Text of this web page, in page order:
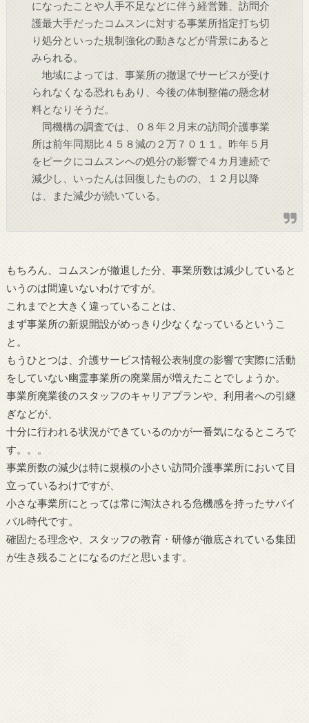
になったことや人手不足などに伴う経営難、訪問介
護最大手だったコムスンに対する事業所指定打ち切
り処分といった規制強化の動きなどが背景にあると
みられる。
地域によっては、事業所の撤退でサービスが受け
られなくなる恐れもあり、今後の体制整備の懸念材
料となりそうだ。
同機構の調査では、０８年２月末の訪問介護事業
所は前年同期比４５８減の２万７０１１。昨年５月
をピークにコムスンへの処分の影響で４カ月連続で
減少し、いったんは回復したものの、１２月以降
は、また減少が続いている。
もちろん、コムスンが撤退した分、事業所数は減少していると
いうのは間違いないわけですが。
これまでと大きく違っていることは、
まず事業所の新規開設がめっきり少なくなっているというこ
と。
もうひとつは、介護サービス情報公表制度の影響で実際に活動
をしていない幽霊事業所の廃業届が増えたことでしょうか。
事業所廃業後のスタッフのキャリアプランや、利用者への引継
ぎなどが、
十分に行われる状況ができているのかが一番気になるところで
す。。。
事業所数の減少は特に規模の小さい訪問介護事業所において目
立っているわけですが、
小さな事業所にとっては常に淘汰される危機感を持ったサバイ
バル時代です。
確固たる理念や、スタッフの教育・研修が徹底されている集団
が生き残ることになるのだと思います。